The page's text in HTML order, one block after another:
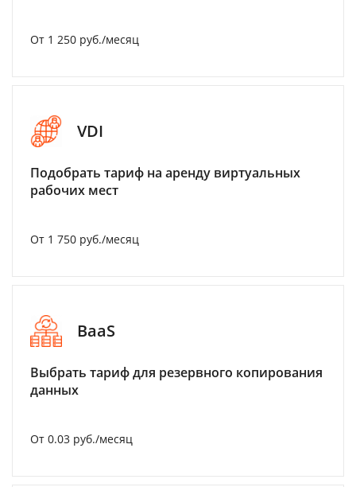
От 1 250 руб./месяц
VDI
Подобрать тариф на аренду виртуальных
рабочих мест
От 1 750 руб./месяц
BaaS
Выбрать тариф для резервного копирования
данных
От 0.03 руб./месяц